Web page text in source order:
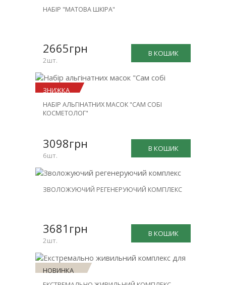
НОВИНКА
-25%
НАБІР "МАТОВА ШКІРА"
В КОШИК
2665грн
2шт.
ЗНИЖКА
-23%
НАБІР АЛЬГІНАТНИХ МАСОК "САМ СОБІ
КОСМЕТОЛОГ"
В КОШИК
3098грн
6шт.
НОВИНКА
-30%
ЗВОЛОЖУЮЧИЙ РЕГЕНЕРУЮЧИЙ КОМПЛЕКС
В КОШИК
3681грн
2шт.
НОВИНКА